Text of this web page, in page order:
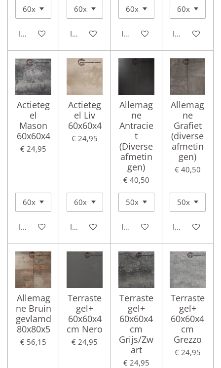
In winkelwagenIn winkelwagenIn winkelwagenIn
Actieteg
el
Mason
60x60x4
€ 24,95
In winkelwagen
Actieteg
el Liv
60x60x4
€ 24,95
In winkelwagen
Allemag
ne
Antracie
t
(Diverse
afmetin
gen)
€ 40,50
In winkelwagen
Allemag
ne
Grafiet
(diverse
afmetin
gen)
€ 40,50
In
Allemag
ne Bruin
gevlamd
80x80x5
€ 56,15
Terraste
gel+
60x60x4
cm Nero
€ 24,95
Terraste
gel+
60x60x4
cm
Grijs/Zw
art
€ 24,95
Terraste
gel+
60x60x4
cm
Grezzo
€ 24,95